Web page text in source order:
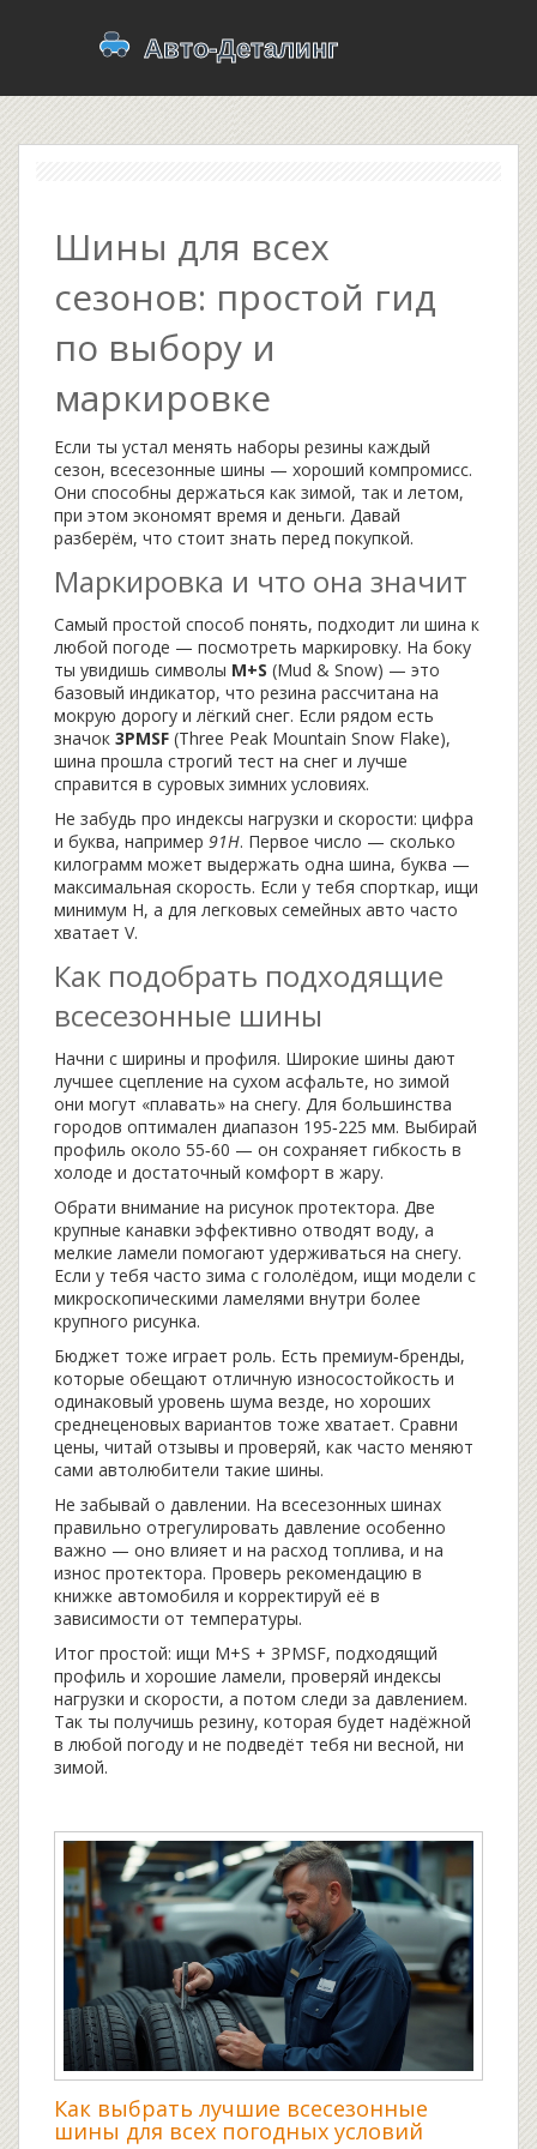
Шины для всех
сезонов: простой гид
по выбору и
маркировке
Если ты устал менять наборы резины каждый
сезон, всесезонные шины — хороший компромисс.
Они способны держаться как зимой, так и летом,
при этом экономят время и деньги. Давай
разберём, что стоит знать перед покупкой.
Маркировка и что она значит
Самый простой способ понять, подходит ли шина к
любой погоде — посмотреть маркировку. На боку
ты увидишь символы M+S (Mud & Snow) — это
базовый индикатор, что резина рассчитана на
мокрую дорогу и лёгкий снег. Если рядом есть
значок 3PMSF (Three Peak Mountain Snow Flake),
шина прошла строгий тест на снег и лучше
справится в суровых зимних условиях.
Не забудь про индексы нагрузки и скорости: цифра
и буква, например 91H. Первое число — сколько
килограмм может выдержать одна шина, буква —
максимальная скорость. Если у тебя спорткар, ищи
минимум H, а для легковых семейных авто часто
хватает V.
Как подобрать подходящие
всесезонные шины
Начни с ширины и профиля. Широкие шины дают
лучшее сцепление на сухом асфальте, но зимой
они могут «плавать» на снегу. Для большинства
городов оптимален диапазон 195‑225 мм. Выбирай
профиль около 55‑60 — он сохраняет гибкость в
холоде и достаточный комфорт в жару.
Обрати внимание на рисунок протектора. Две
крупные канавки эффективно отводят воду, а
мелкие ламели помогают удерживаться на снегу.
Если у тебя часто зима с гололёдом, ищи модели с
микроскопическими ламелями внутри более
крупного рисунка.
Бюджет тоже играет роль. Есть премиум‑бренды,
которые обещают отличную износостойкость и
одинаковый уровень шума везде, но хороших
среднеценовых вариантов тоже хватает. Сравни
цены, читай отзывы и проверяй, как часто меняют
сами автолюбители такие шины.
Не забывай о давлении. На всесезонных шинах
правильно отрегулировать давление особенно
важно — оно влияет и на расход топлива, и на
износ протектора. Проверь рекомендацию в
книжке автомобиля и корректируй её в
зависимости от температуры.
Итог простой: ищи M+S + 3PMSF, подходящий
профиль и хорошие ламели, проверяй индексы
нагрузки и скорости, а потом следи за давлением.
Так ты получишь резину, которая будет надёжной
в любой погоду и не подведёт тебя ни весной, ни
зимой.
Как выбрать лучшие всесезонные
шины для всех погодных условий